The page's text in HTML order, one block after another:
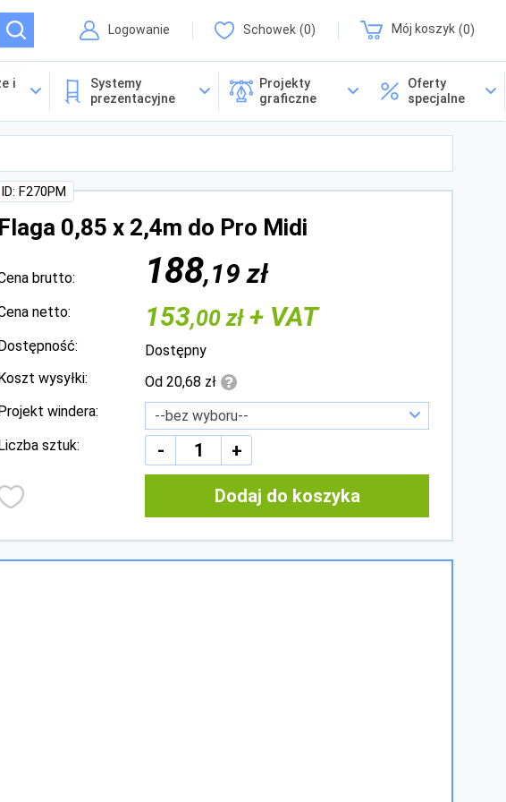
Logowanie Schowek 0 Mój koszyk 0
i
Systemy
prezentacyjne
Projekty
graficzne
Oferty
specjalne
Flaga 0,85 x 2,4m do Pro Midi
ID: F270PM
brutto: 188,19 zł
netto: 153,00 zł+ VAT
Dostępność:
Dostępny
Koszt wysyłki:
Od 20,68 zł
windera:
Liczba sztuk: - +
Dodaj do koszyka